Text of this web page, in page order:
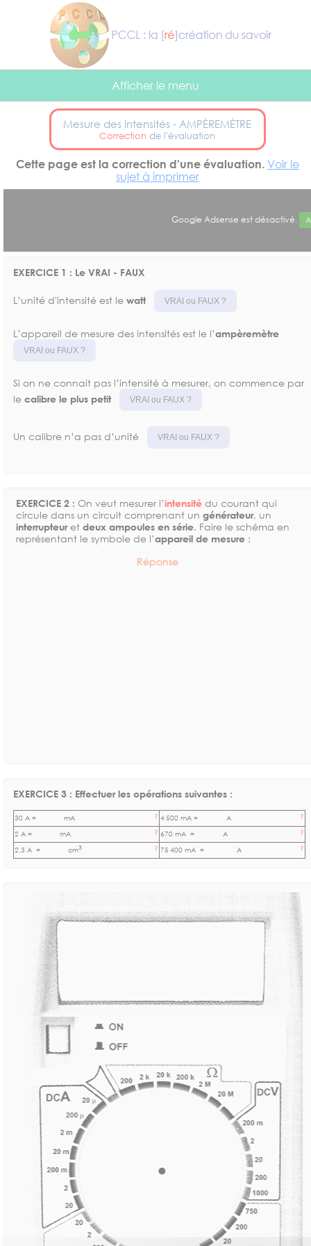
Afficher le menu
Mesure des intensités - AMPÈREMÈTRE
Correction de l'évaluation
Cette page est la correction d'une évaluation. Voir le
sujet à imprimer
Google Adsense est désactivé.
EXERCICE 1 : Le VRAI - FAUX
L’unité d'intensité est le watt VRAI ou FAUX ?
L’appareil de mesure des intensités est le l’ampèremètre
VRAI ou FAUX ?
Si on ne connait pas l’intensité à mesurer, on commence par
le calibre le plus petit VRAI ou FAUX ?
Un calibre n’a pas d’unité VRAI ou FAUX ?
EXERCICE 2 : On veut mesurer l’intensité du courant qui
circule dans un circuit comprenant ungénérateur, un
interrupteuretdeux ampoules en série. Faire le schéma en
représentant le symbole de l’appareil de mesure :
Réponse
EXERCICE 3 : Effectuer les opérations suivantes :
30 A = mA ? 4500 mA = A ?
2 A = mA ? 670 mA = A ?
2,3 A = cm3 ? 75 400 mA = A ?
Panneau de gestion des cookies